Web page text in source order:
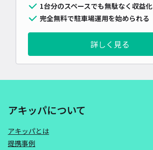
1台分のスペースでも無駄なく収益化
完全無料で駐車場運用を始められる
詳しく見る
アキッパについて
アキッパとは
提携事例